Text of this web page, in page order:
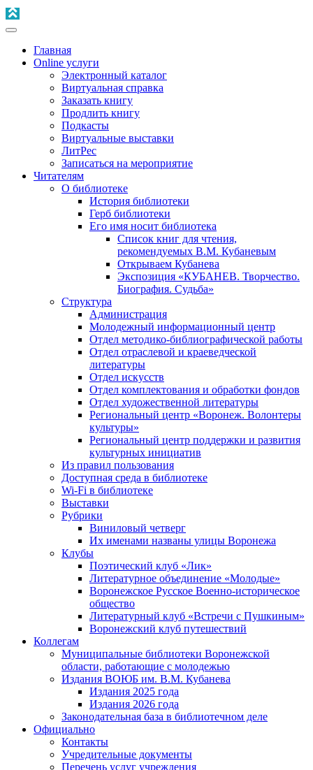
Главная
Online услуги
Электронный каталог
Виртуальная справка
Заказать книгу
Продлить книгу
Подкасты
Виртуальные выставки
ЛитРес
Записаться на мероприятие
Читателям
О библиотеке
История библиотеки
Герб библиотеки
Его имя носит библиотека
Список книг для чтения,
рекомендуемых В.М. Кубаневым
Открываем Кубанева
Экспозиция «КУБАНЕВ. Творчество.
Биография. Судьба»
Структура
Администрация
Молодежный информационный центр
Отдел методико-библиографической работы
Отдел отраслевой и краеведческой
литературы
Отдел искусств
Отдел комплектования и обработки фондов
Отдел художественной литературы
Региональный центр «Воронеж. Волонтеры
культуры»
Региональный центр поддержки и развития
культурных инициатив
Из правил пользования
Доступная среда в библиотеке
Wi-Fi в библиотеке
Выставки
Рубрики
Виниловый четверг
Их именами названы улицы Воронежа
Клубы
Поэтический клуб «Лик»
Литературное объединение «Молодые»
Воронежское Русское Военно-историческое
общество
Литературный клуб «Встречи с Пушкиным»
Воронежский клуб путешествий
Коллегам
Муниципальные библиотеки Воронежской
области, работающие с молодежью
Издания ВОЮБ им. В.М. Кубанева
Издания 2025 года
Издания 2026 года
Законодательная база в библиотечном деле
Официально
Контакты
Учредительные документы
Перечень услуг учреждения